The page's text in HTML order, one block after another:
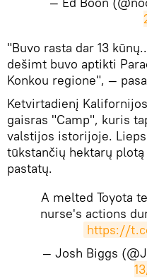
​"Buvo rasta dar 13
dešimt buvo aptikti
Konkou regione", —
Ketvirtadienį
gaisras "Camp", kuris
valstijos istorijoje.
tūkstančių hektarų
pastatų.
A melted Toyota
nurse's actions
https://
— Josh Biggs